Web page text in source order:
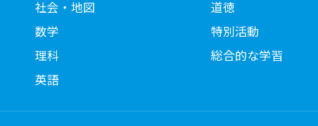
社会・地図
数学
理科
英語
道徳
特別活動
総合的な学習